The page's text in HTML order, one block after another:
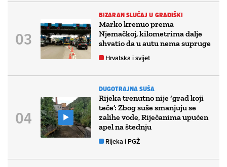
BIZARAN SLUČAJ U GRADIŠKI
Marko krenuo prema
Njemačkoj, kilometrima dalje
shvatio da u autu nema supruge
Hrvatska i svijet
DUGOTRAJNA SUŠA
Rijeka trenutno nije ‘grad koji
teče’: Zbog suše smanjuju se
zalihe vode, Riječanima upućen
apel na štednju
Rijeka i PGŽ